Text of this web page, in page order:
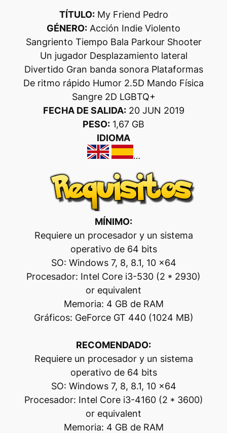
TÍTULO:My Friend Pedro
GÉNERO: Acción Indie Violento
Sangriento Tiempo Bala Parkour Shooter
Un jugador Desplazamiento lateral
Divertido Gran banda sonora Plataformas
De ritmo rápido Humor 2.5D Mando Física
Sangre 2D LGBTQ+
FECHA DE SALIDA:20 JUN 2019
PESO: 1,67 GB
IDIOMA
…
MÍNIMO:
Requiere un procesador y un sistema
operativo de 64 bits
SO: Windows 7, 8, 8.1, 10 x64
Procesador: Intel Core i3-530 (2 * 2930)
or equivalent
Memoria: 4 GB de RAM
Gráficos: GeForce GT 440 (1024 MB)
RECOMENDADO:
Requiere un procesador y un sistema
operativo de 64 bits
SO: Windows 7, 8, 8.1, 10 x64
Procesador: Intel Core i3-4160 (2 * 3600)
or equivalent
Memoria: 4 GB de RAM